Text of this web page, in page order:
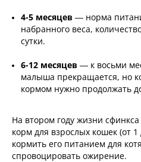
4-5 месяцев — норма
набранного веса,
сутки.
6-12 месяцев — к восьми
малыша прекращается, но
кормом нужно продолжать
На втором году жизни сфинкса
корм для взрослых кошек (от
кормить его питанием для
спровоцировать ожирение.